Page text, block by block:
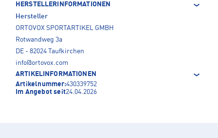
HERSTELLERINFORMATIONEN
Hersteller
ORTOVOX SPORTARTIKEL GMBH
Rotwandweg 3a
DE - 82024 Taufkirchen
info@ortovox.com
ARTIKELINFORMATIONEN
Artikelnummer:430339752
Im Angebot seit24.04.2026